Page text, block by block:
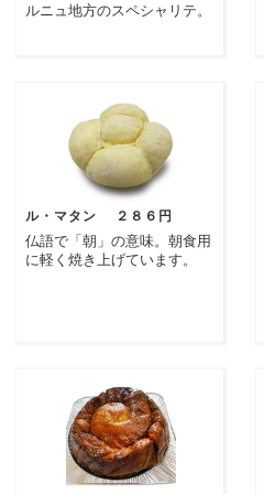
ルニュ地方のスペシャリテ。
ル・マタン ２８６円
仏語で「朝」の意味。朝食用
に軽く焼き上げています。